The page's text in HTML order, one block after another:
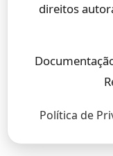
direitos
Política de